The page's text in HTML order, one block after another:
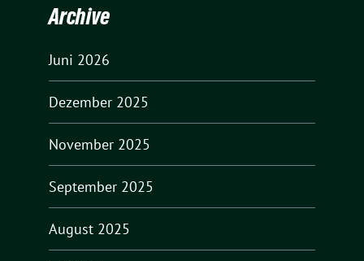
Archive
Juni 2026
Dezember 2025
November 2025
September 2025
August 2025